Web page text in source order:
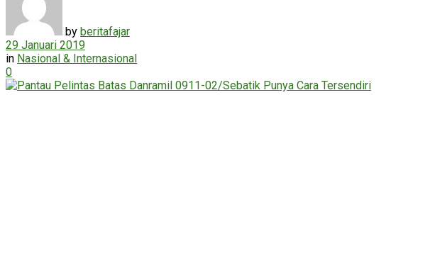
by beritafajar
29 Januari 2019
in Nasional & Internasional
0